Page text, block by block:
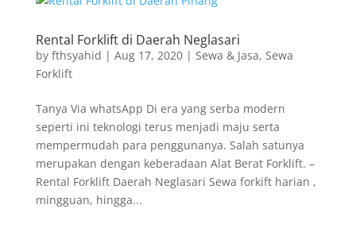
Rental Forklift di Daerah Neglasari
by fthsyahid | Aug 17, 2020| Sewa & Jasa, Sewa
Forklift
Tanya Via whatsApp Di era yang serba modern
seperti ini teknologi terus menjadi maju serta
mempermudah para penggunanya. Salah satunya
merupakan dengan keberadaan Alat Berat Forklift. –
Rental Forklift Daerah Neglasari Sewa forkift harian ,
mingguan, hingga...